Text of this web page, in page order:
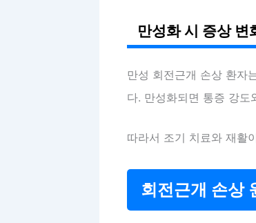
만성화 시 증상 변
만성 회전근개 손상 환자
다. 만성화되면 통증 강도
따라서 조기 치료와 재활
회전근개 손상